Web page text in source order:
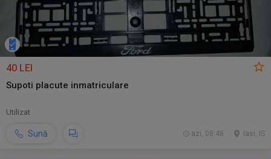
40 LEI
Supoti placute inmatriculare
Utilizat
Sună Iasi, IS
azi, 08:48